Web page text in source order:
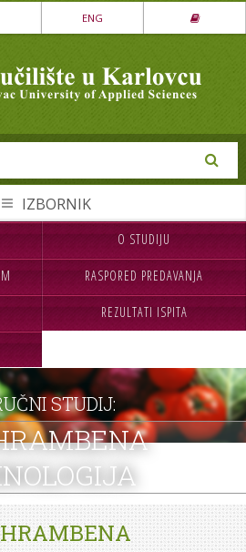
ENG
UPISI
STUDIJ
MEĐ.SURADNJA
KONTAKT
O STUDIJU
RASPORED PREDAVANJA
REZULTATI ISPITA
STUDIJ: